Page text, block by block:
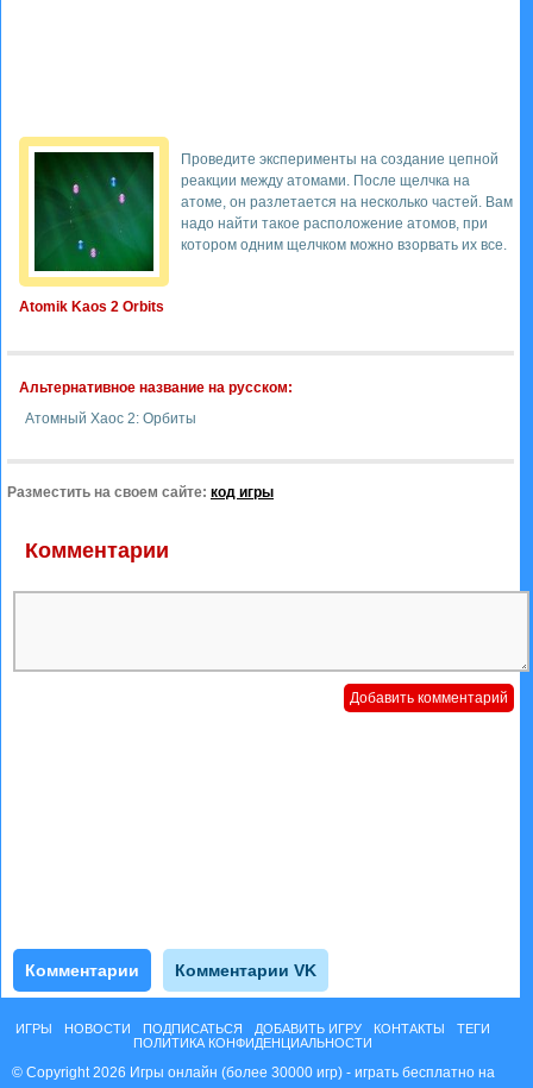
Atomik Kaos 2 Orbits
Проведите эксперименты на создание цепной
реакции между атомами. После щелчка на
атоме, он разлетается на несколько частей. Вам
надо найти такое расположение атомов, при
котором одним щелчком можно взорвать их все.
Альтернативное название на русском:
Атомный Хаос 2: Орбиты
Разместить на своем сайте: код игры
Комментарии
Комментарии Комментарии VK
ИГРЫ НОВОСТИ ПОДПИСАТЬСЯ ДОБАВИТЬ ИГРУ КОНТАКТЫ
ТЕГИ
ПОЛИТИКА КОНФИДЕНЦИАЛЬНОСТИ
© Copyright 2026 Игры онлайн (более 30000 игр) - играть бесплатно на